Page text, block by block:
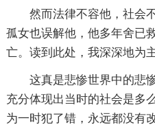
然而法律不容他，社会
孤女也误解他，他多年舍已
亡。读到此处，我深深地为
这真是悲惨世界中的悲
充分体现出当时的社会是多
为一时犯了错，永远都没有